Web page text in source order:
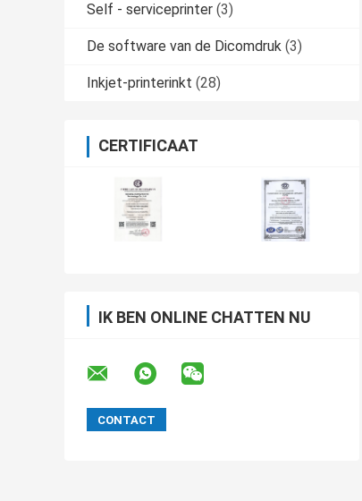
Self - serviceprinter (3)
De software van de Dicomdruk (3)
Inkjet-printerinkt (28)
CERTIFICAAT
IK BEN ONLINE CHATTEN NU